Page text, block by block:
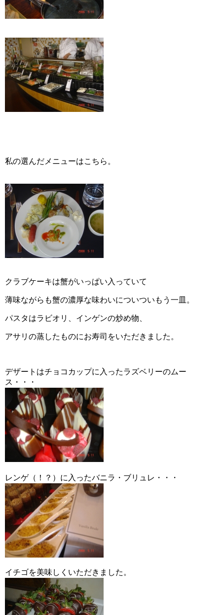
私の選んだメニューはこちら。
クラブケーキは蟹がいっぱい入っていて
薄味ながらも蟹の濃厚な味わいについついもう一皿。
パスタはラビオリ、インゲンの炒め物、
アサリの蒸したものにお寿司をいただきました。
デザートはチョコカップに入ったラズベリーのムー
ス・・・
レンゲ（！？）に入ったバニラ・ブリュレ・・・
イチゴを美味しくいただきました。